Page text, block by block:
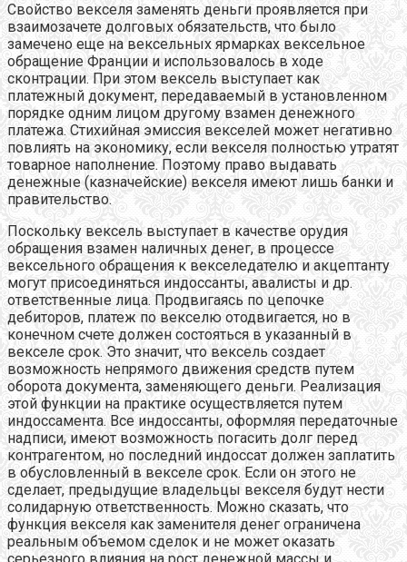
Свойство векселя заменять деньги проявляется при
взаимозачете долговых обязательств, что было
замечено еще на вексельных ярмарках вексельное
обращение Франции и использовалось в ходе
сконтрации. При этом вексель выступает как
платежный документ, передаваемый в установленном
порядке одним лицом другому взамен денежного
платежа. Стихийная эмиссия векселей может негативно
повлиять на экономику, если векселя полностью утратят
товарное наполнение. Поэтому право выдавать
денежные (казначейские) векселя имеют лишь банки и
правительство.
Поскольку вексель выступает в качестве орудия
обращения взамен наличных денег, в процессе
вексельного обращения к векселедателю и акцептанту
могут присоединяться индоссанты, авалисты и др.
ответственные лица. Продвигаясь по цепочке
дебиторов, платеж по векселю отодвигается, но в
конечном счете должен состояться в указанный в
векселе срок. Это значит, что вексель создает
возможность непрямого движения средств путем
оборота документа, заменяющего деньги. Реализация
этой функции на практике осуществляется путем
индоссамента. Все индоссанты, оформляя передаточные
надписи, имеют возможность погасить долг перед
контрагентом, но последний индоссат должен заплатить
в обусловленный в векселе срок. Если он этого не
сделает, предыдущие владельцы векселя будут нести
солидарную ответственность. Можно сказать, что
функция векселя как заменителя денег ограничена
реальным объемом сделок и не может оказать